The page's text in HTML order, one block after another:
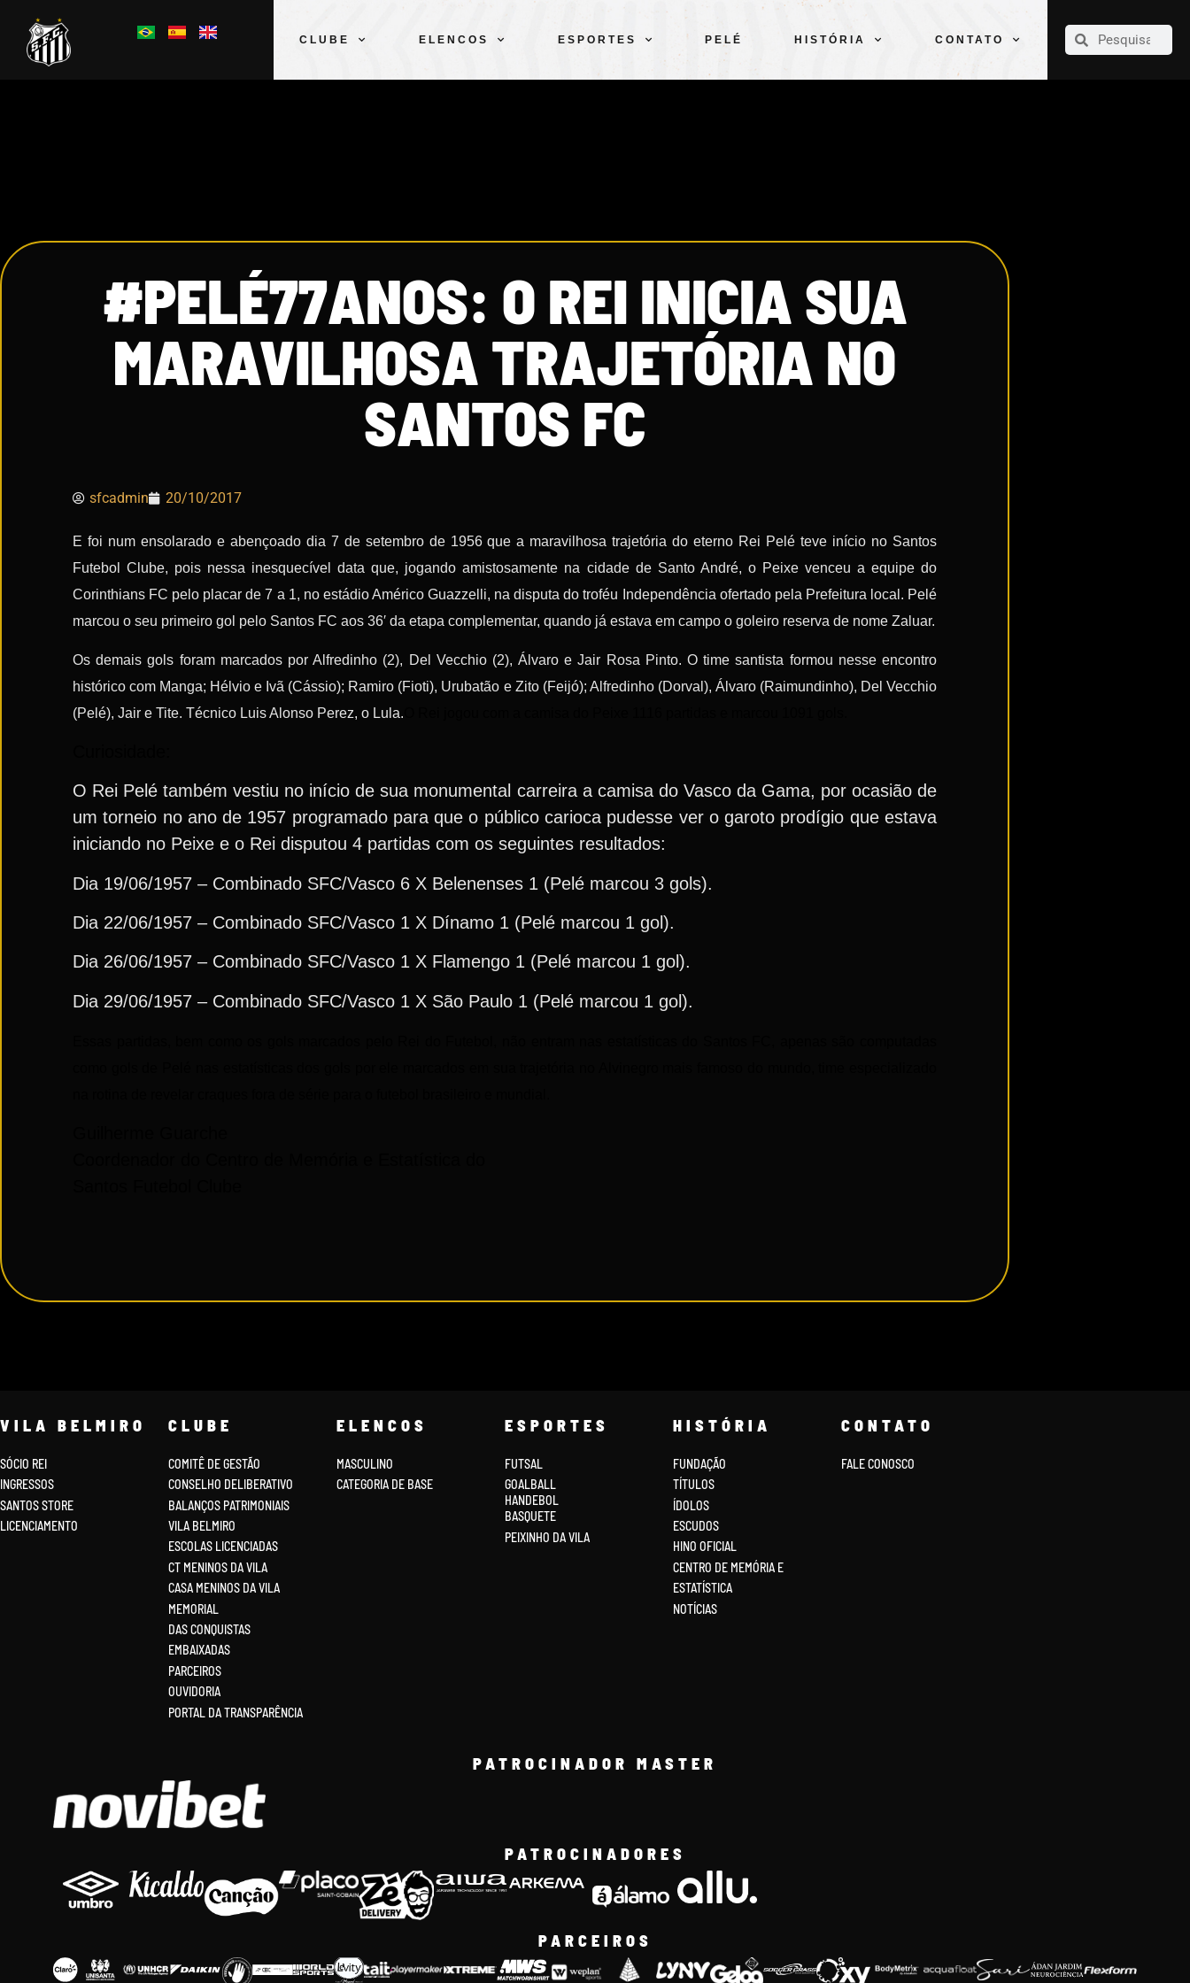
CLUBE ELENCOS ESPORTES PELÉ HISTÓRIA CONTATO
CLUBE
#PELÉ77ANOS: O REI INICIA SUA
MARAVILHOSA TRAJETÓRIA NO
SANTOS FC
sfcadmin 20/10/2017
E foi num ensolarado e abençoado dia 7 de setembro de 1956 que a maravilhosa trajetória do eterno Rei Pelé teve início no Santos
Futebol Clube, pois nessa inesquecível data que, jogando amistosamente na cidade de Santo André, o Peixe venceu a equipe do
Corinthians FC pelo placar de 7 a 1, no estádio Américo Guazzelli, na disputa do troféu Independência ofertado pela Prefeitura local. Pelé
marcou o seu primeiro gol pelo Santos FC aos 36′ da etapa complementar, quando já estava em campo o goleiro reserva de nome Zaluar.
Os demais gols foram marcados por Alfredinho (2), Del Vecchio (2), Álvaro e Jair Rosa Pinto. O time santista formou nesse encontro
histórico com Manga; Hélvio e Ivã (Cássio); Ramiro (Fioti), Urubatão e Zito (Feijó); Alfredinho (Dorval), Álvaro (Raimundinho), Del Vecchio
(Pelé), Jair e Tite. Técnico Luis Alonso Perez, o Lula.
O Rei Pelé também vestiu no início de sua monumental carreira a camisa do Vasco da Gama, por ocasião de
um torneio no ano de 1957 programado para que o público carioca pudesse ver o garoto prodígio que estava
iniciando no Peixe e o Rei disputou 4 partidas com os seguintes resultados:
Dia 19/06/1957 – Combinado SFC/Vasco 6 X Belenenses 1 (Pelé marcou 3 gols).
Dia 22/06/1957 – Combinado SFC/Vasco 1 X Dínamo 1 (Pelé marcou 1 gol).
Dia 26/06/1957 – Combinado SFC/Vasco 1 X Flamengo 1 (Pelé marcou 1 gol).
Dia 29/06/1957 – Combinado SFC/Vasco 1 X São Paulo 1 (Pelé marcou 1 gol).
VILA BELMIRO
SÓCIO REI
INGRESSOS
SANTOS STORE
LICENCIAMENTO
CLUBE
COMITÊ DE GESTÃO
CONSELHO DELIBERATIVO
BALANÇOS PATRIMONIAIS
VILA BELMIRO
ESCOLAS LICENCIADAS
CT MENINOS DA VILA
CASA MENINOS DA VILA
MEMORIAL
DAS CONQUISTAS
EMBAIXADAS
PARCEIROS
OUVIDORIA
PORTAL DA TRANSPARÊNCIA
ELENCOS
MASCULINO
CATEGORIA DE BASE
ESPORTES
FUTSAL
GOALBALL
HANDEBOL
BASQUETE
PEIXINHO DA VILA
HISTÓRIA
FUNDAÇÃO
TÍTULOS
ÍDOLOS
ESCUDOS
HINO OFICIAL
CENTRO DE MEMÓRIA E
ESTATÍSTICA
NOTÍCIAS
CONTATO
FALE CONOSCO
PATROCINADOR MASTER
PATROCINADORES
PARCEIROS